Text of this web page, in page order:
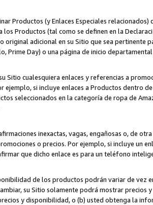
Productos (y Enlaces Especiales
los Productos (tal como se definen en la
original adicional en su Sitio que sea pertinente
Prime Day) o una página de inicio
Sitio cualesquiera enlaces y referencias a
ejemplo, si incluye enlaces a Productos dentro
seleccionados en la categoría de ropa de
inexactas, vagas, engañosas o, de
o precios. Por ejemplo, si incluye un
que dicho enlace es para un teléfono
de los productos podrán variar de vez
su Sitio solamente podrá mostrar
y disponibilidad, o (b) usted obtenga la